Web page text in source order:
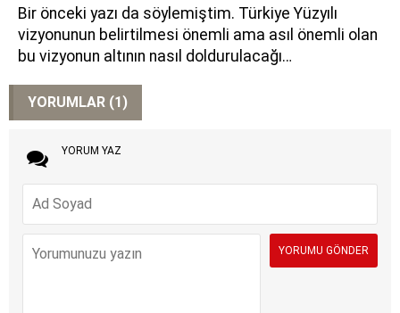
Bir önceki yazı da söylemiştim. Türkiye Yüzyılı
vizyonunun belirtilmesi önemli ama asıl önemli olan
bu vizyonun altının nasıl doldurulacağı…
YORUMLAR (1)
YORUM YAZ